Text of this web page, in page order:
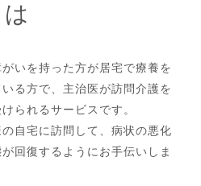
いを持った方が居宅で療養を
る方で、主治医が訪問介護を
られるサービスです。
自宅に訪問して、病状の悪化
回復するようにお手伝いしま